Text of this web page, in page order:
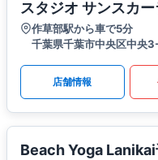
スタジオ サンスカ
作草部駅から車で5分
千葉県千葉市中央区中央
店舗情報
Beach Yoga